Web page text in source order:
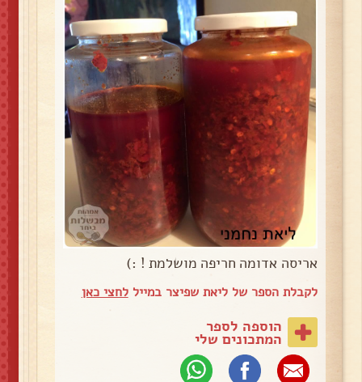
אריסה אדומה חריפה מושלמת ! :)
לקבלת הספר של ליאת שפיצר במייללחצי כאן
הוספה לספר
המתכונים שלי